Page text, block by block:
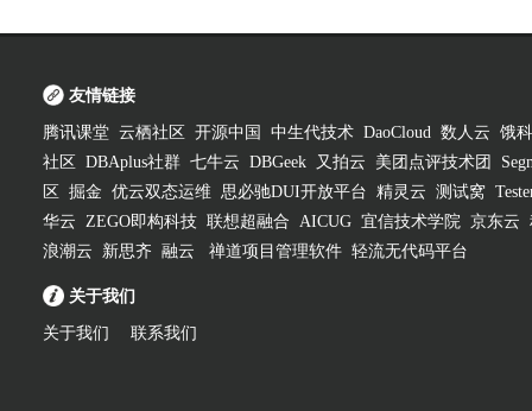
友情链接
腾讯课堂 云栖社区 开源中国 中生代技术 DaoCloud 数人云 饿
社区
DBAplus社群 七牛云 DBGeek 又拍云 美团点评技术团
区
掘金 优云双态运维 思必驰DUI开放平台 精灵云 测试窝
华云 ZEGO即构科技 联想超融合 AICUG 宜信技术学院 京东云
浪潮云
新思齐 融云 禅道项目管理软件 轻流无代码平台
关于我们
关于我们 联系我们